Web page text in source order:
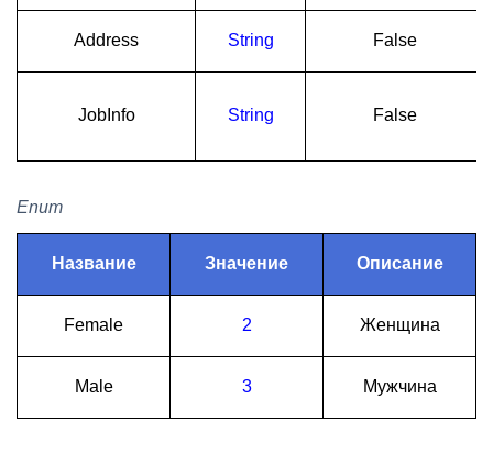
Address String False
JobInfo String False
Еnum
Название Значение Описание
Female 2 Женщина
Male 3 Мужчина